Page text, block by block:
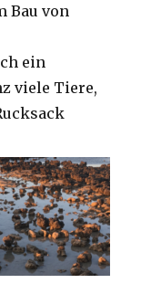
Bau von
ein
viele Tiere,